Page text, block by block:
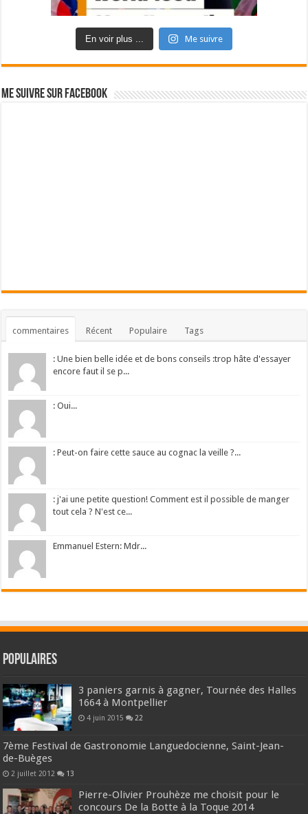
En voir plus ... Me suivre
Me suivre sur Facebook
commentaires Récent Populaire Tags
: Une bien belle idée et de bons conseils :trop hâte d'essayer
encore faut il se p...
: Oui...
: Peut-on faire cette sauce au cognac la veille ?...
: j'ai une petite question! Comment est il possible de manger
tout cela ? N'est ce...
Emmanuel Estern: Mdr...
Populaires
3 paniers garnis à gagner, Tournée des Halles
1664 à Montpellier
4 juin 2015 22
7ème Festival de Gastronomie Languedocienne, Saint-Jean-
de-Buèges
2 juillet 2012 13
Pierre-Olivier Prouhèze me choisit pour le
concours De la Botte à la Toque 2014